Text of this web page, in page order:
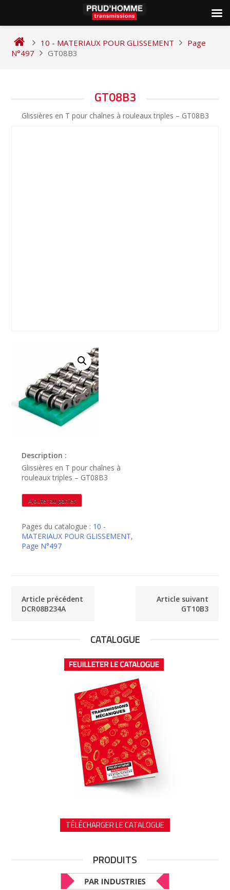
content
10 - MATERIAUX POUR GLISSEMENT
Page
N°497
GT08B3
GT08B3
Glissières en T pour chaînes à rouleaux triples – GT08B3
Description :
Glissières en T pour chaînes à
rouleaux triples – GT08B3
quantité
de
Ajouter au panier
Pages du catalogue : 10 -
MATERIAUX POUR GLISSEMENT,
Page N°497
DE
Article précédent
DCR08B234A
Article suivant
GT10B3
CATALOGUE
TÉLÉCHARGER LE CATALOGUE
PRODUITS